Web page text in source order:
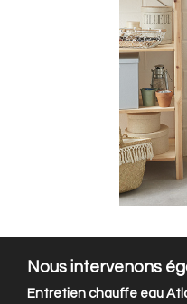
Nous intervenons
Entretien chauffe eau